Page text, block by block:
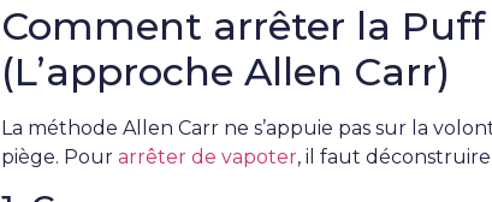
Comment arrêter la
(L’approche Allen Carr)
La méthode Allen Carr ne s’appuie pas sur la
piège. Pour arrêter de vapoter, il faut déconstruire